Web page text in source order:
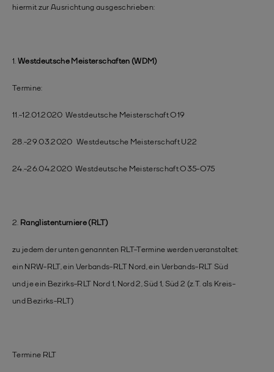
hiermit zur Ausrichtung ausgeschrieben:
1.Westdeutsche Meisterschaften (WDM)
Termine:
11.-12.01.2020 Westdeutsche Meisterschaft O19
28.-29.03.2020 Westdeutsche Meisterschaft U22
24.-26.04.2020 Westdeutsche Meisterschaft O35-O75
2. Ranglistenturniere (RLT)
zu jedem der unten genannten RLT-Termine werden veranstaltet:
ein NRW-RLT, ein Verbands-RLT Nord, ein Verbands-RLT Süd
und je ein Bezirks-RLT Nord 1, Nord 2, Süd 1, Süd 2 (z.T. als Kreis-
und Bezirks-RLT)
Termine RLT